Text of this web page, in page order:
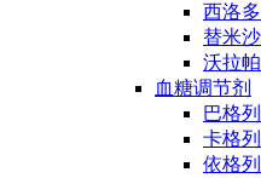
西洛
替米
沃拉
血糖调节剂
巴格
卡格
依格